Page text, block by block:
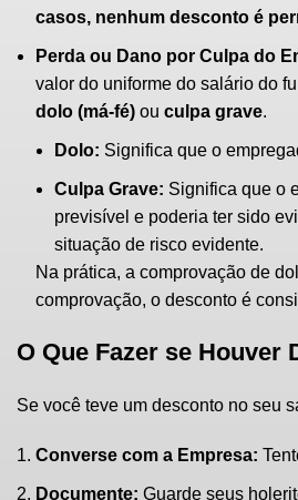
casos, nenhum desconto é
Perda ou Dano por Culpa do
valor do uniforme do salário do
dolo (má-fé) ou culpa grave.
Dolo: Significa que o
Culpa Grave: Significa que o
previsível e poderia ter sido
situação de risco evidente.
Na prática, a comprovação de
comprovação, o desconto é
O Que Fazer se Houver
Se você teve um desconto no seu
Converse com a Empresa:
Documente: Guarde seus